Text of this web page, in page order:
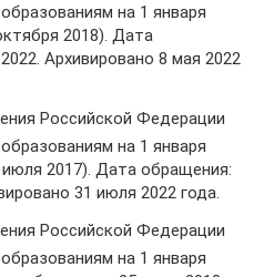
на 1 января
2018). Дата
Архивировано 8 мая 2022
Российской Федерации
на 1 января
июля 2017). Дата обращения:
31 июля 2022 года.
Российской Федерации
на 1 января